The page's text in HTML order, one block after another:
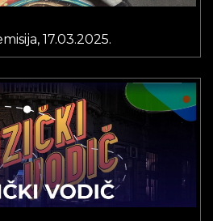
17.03.2025.